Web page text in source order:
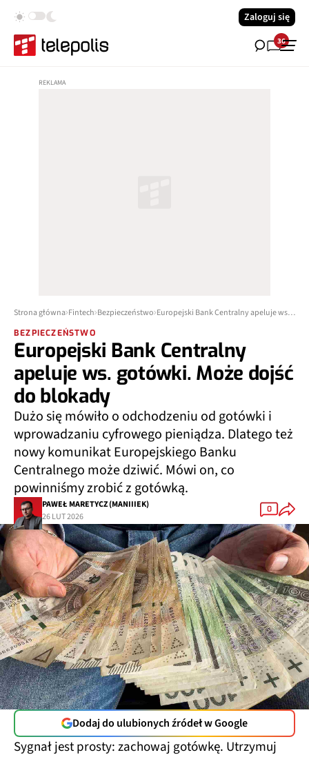
Zaloguj się
36
Strona główna Fintech Bezpieczeństwo Europejski Bank Centralny apeluje ws. gotówki. Może dojść do blokady
BEZPIECZEŃSTWO
Europejski Bank Centralny
apeluje ws. gotówki. Może dojść
do blokady
Dużo się mówiło o odchodzeniu od gotówki i
wprowadzaniu cyfrowego pieniądza. Dlatego też
nowy komunikat Europejskiego Banku
Centralnego może dziwić. Mówi on, co
powinniśmy zrobić z gotówką.
PAWEŁ MARETYCZ (MANIIIEK)
26 LUT 2026
0
Dodaj do ulubionych źródeł w Google
Sygnał jest prosty: zachowaj gotówkę. Utrzymuj